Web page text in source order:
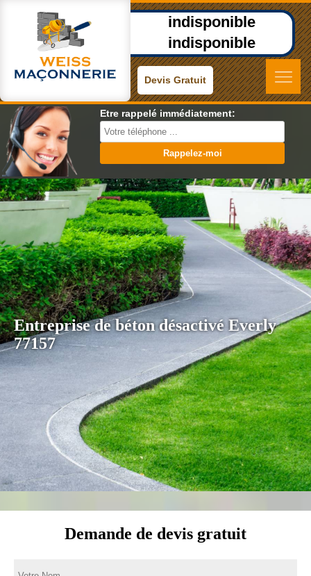
indisponible
indisponible
Devis Gratuit
Etre rappelé immédiatement:
Entreprise de béton désactivé Everly
77157
Demande de devis gratuit